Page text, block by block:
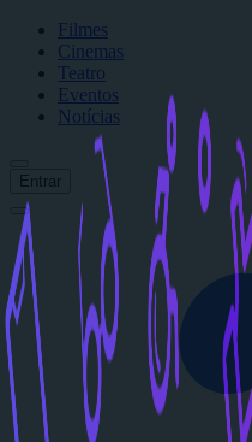
Filmes
Cinemas
Teatro
Eventos
Notícias
Entrar
Início
Filmes
Cinemas
Teatro
Eventos
Notícias